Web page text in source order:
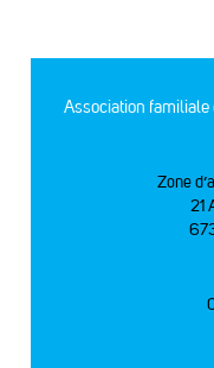
Association
Zone
21